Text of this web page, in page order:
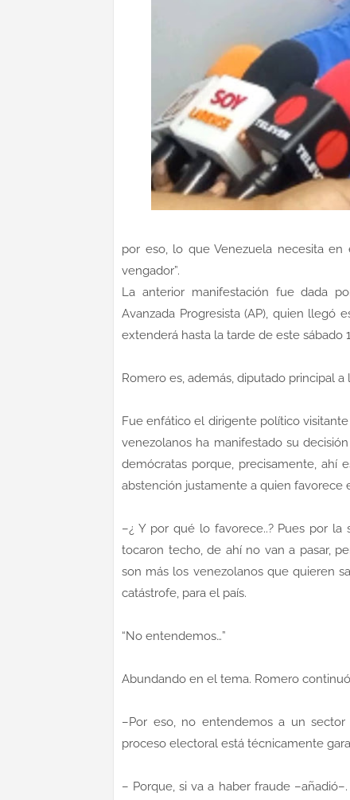
por eso, lo que Venezuela necesita
vengador”.
La anterior manifestación fue dada
Avanzada Progresista (AP), quien llegó
extenderá hasta la tarde de este sábado
Romero es, además, diputado principal a
Fue enfático el dirigente político
venezolanos ha manifestado su
demócratas porque, precisamente, ahí
abstención justamente a quien favorece
–¿ Y por qué lo favorece..? Pues por
tocaron techo, de ahí no van a pasar,
son más los venezolanos que quieren
catástrofe, para el país.
“No entendemos…”
Abundando en el tema. Romero
–Por eso, no entendemos a un
proceso electoral está técnicamente
– Porque, si va a haber fraude